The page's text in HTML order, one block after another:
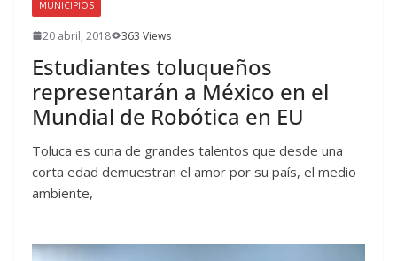
MUNICIPIOS
20 abril, 2018 363 Views
Estudiantes toluqueños
representarán a México en el
Mundial de Robótica en EU
Toluca es cuna de grandes talentos que desde una
corta edad demuestran el amor por su país, el medio
ambiente,